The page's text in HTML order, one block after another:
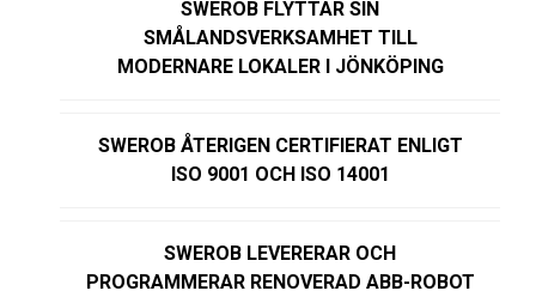
SWEROB FLYTTAR SIN
SMÅLANDSVERKSAMHET TILL
MODERNARE LOKALER I JÖNKÖPING
SWEROB ÅTERIGEN CERTIFIERAT ENLIGT
ISO 9001 OCH ISO 14001
SWEROB LEVERERAR OCH
PROGRAMMERAR RENOVERAD ABB-ROBOT